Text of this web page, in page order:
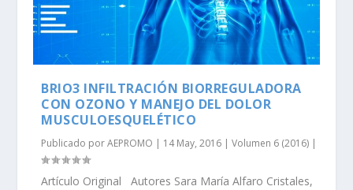
BRIO3 INFILTRACIÓN BIORREGULADORA
CON OZONO Y MANEJO DEL DOLOR
MUSCULOESQUELÉTICO
Publicado porAEPROMO | 14 May, 2016 |Volumen 6 (2016) |
Artículo Original Autores Sara María Alfaro Cristales,